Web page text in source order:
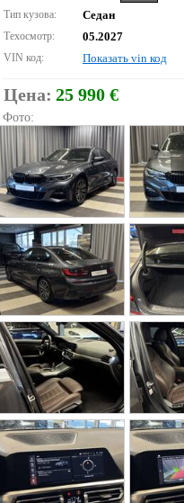
Тип кузова: Седан
Техосмотр: 05.2027
VIN код: Показать vin код
Цена: 25 990 €
Фото: